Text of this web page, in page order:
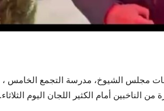
مجلس الشيوخ، مدرسة التجمع الخامس ،